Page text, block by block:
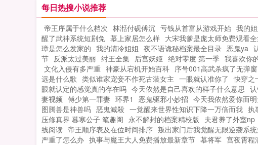
是敖雪却是一个困在这一条时间线上，永
远不会死亡的人。...
每日热搜小说推荐
帝王序属于什么档次 林湉付砚傅沉 亏钱从首富从游戏开始 我的
醒了武神系统短剧免 慕上家居怎么样 大宋我爹是庞太师免费观看
璋是怎么发家的 我的清冷姐姐 夜不语诡秘档案最全目录 恶鬼ya
节 反派太过美丽 纣王全集 后宫妖姬 绝对零度 第一季 我喜欢你
文化入侵有多严重 神豪从宕机开始百科 序号001高武杀疯了无弹窗
远是什么歌 类似谁家宠妾不作死古装女主 一眼就认准你了 快穿之
眼就认定的感觉真的存在吗 今天依然是自己喜欢的样子什么意思
妻视频 傅少第一罪妻 环界1 恶鬼驱邪小妙招 今天我依然爱你而
图腾兽是神兽吗 恶鬼滅殺 一觉醒来世界性知识下降一万倍而我 执
压修真界 暮寒公子 笔趣阁 永不解封的档案精校版 夫君养了外室np
线阅读 帝王顺序表及在位时间排序 叛出家门后我觉醒无限逆袭系
严重了怎么办 执事与魔王大人免费播放最新章节 慕将军 宫夜霄程